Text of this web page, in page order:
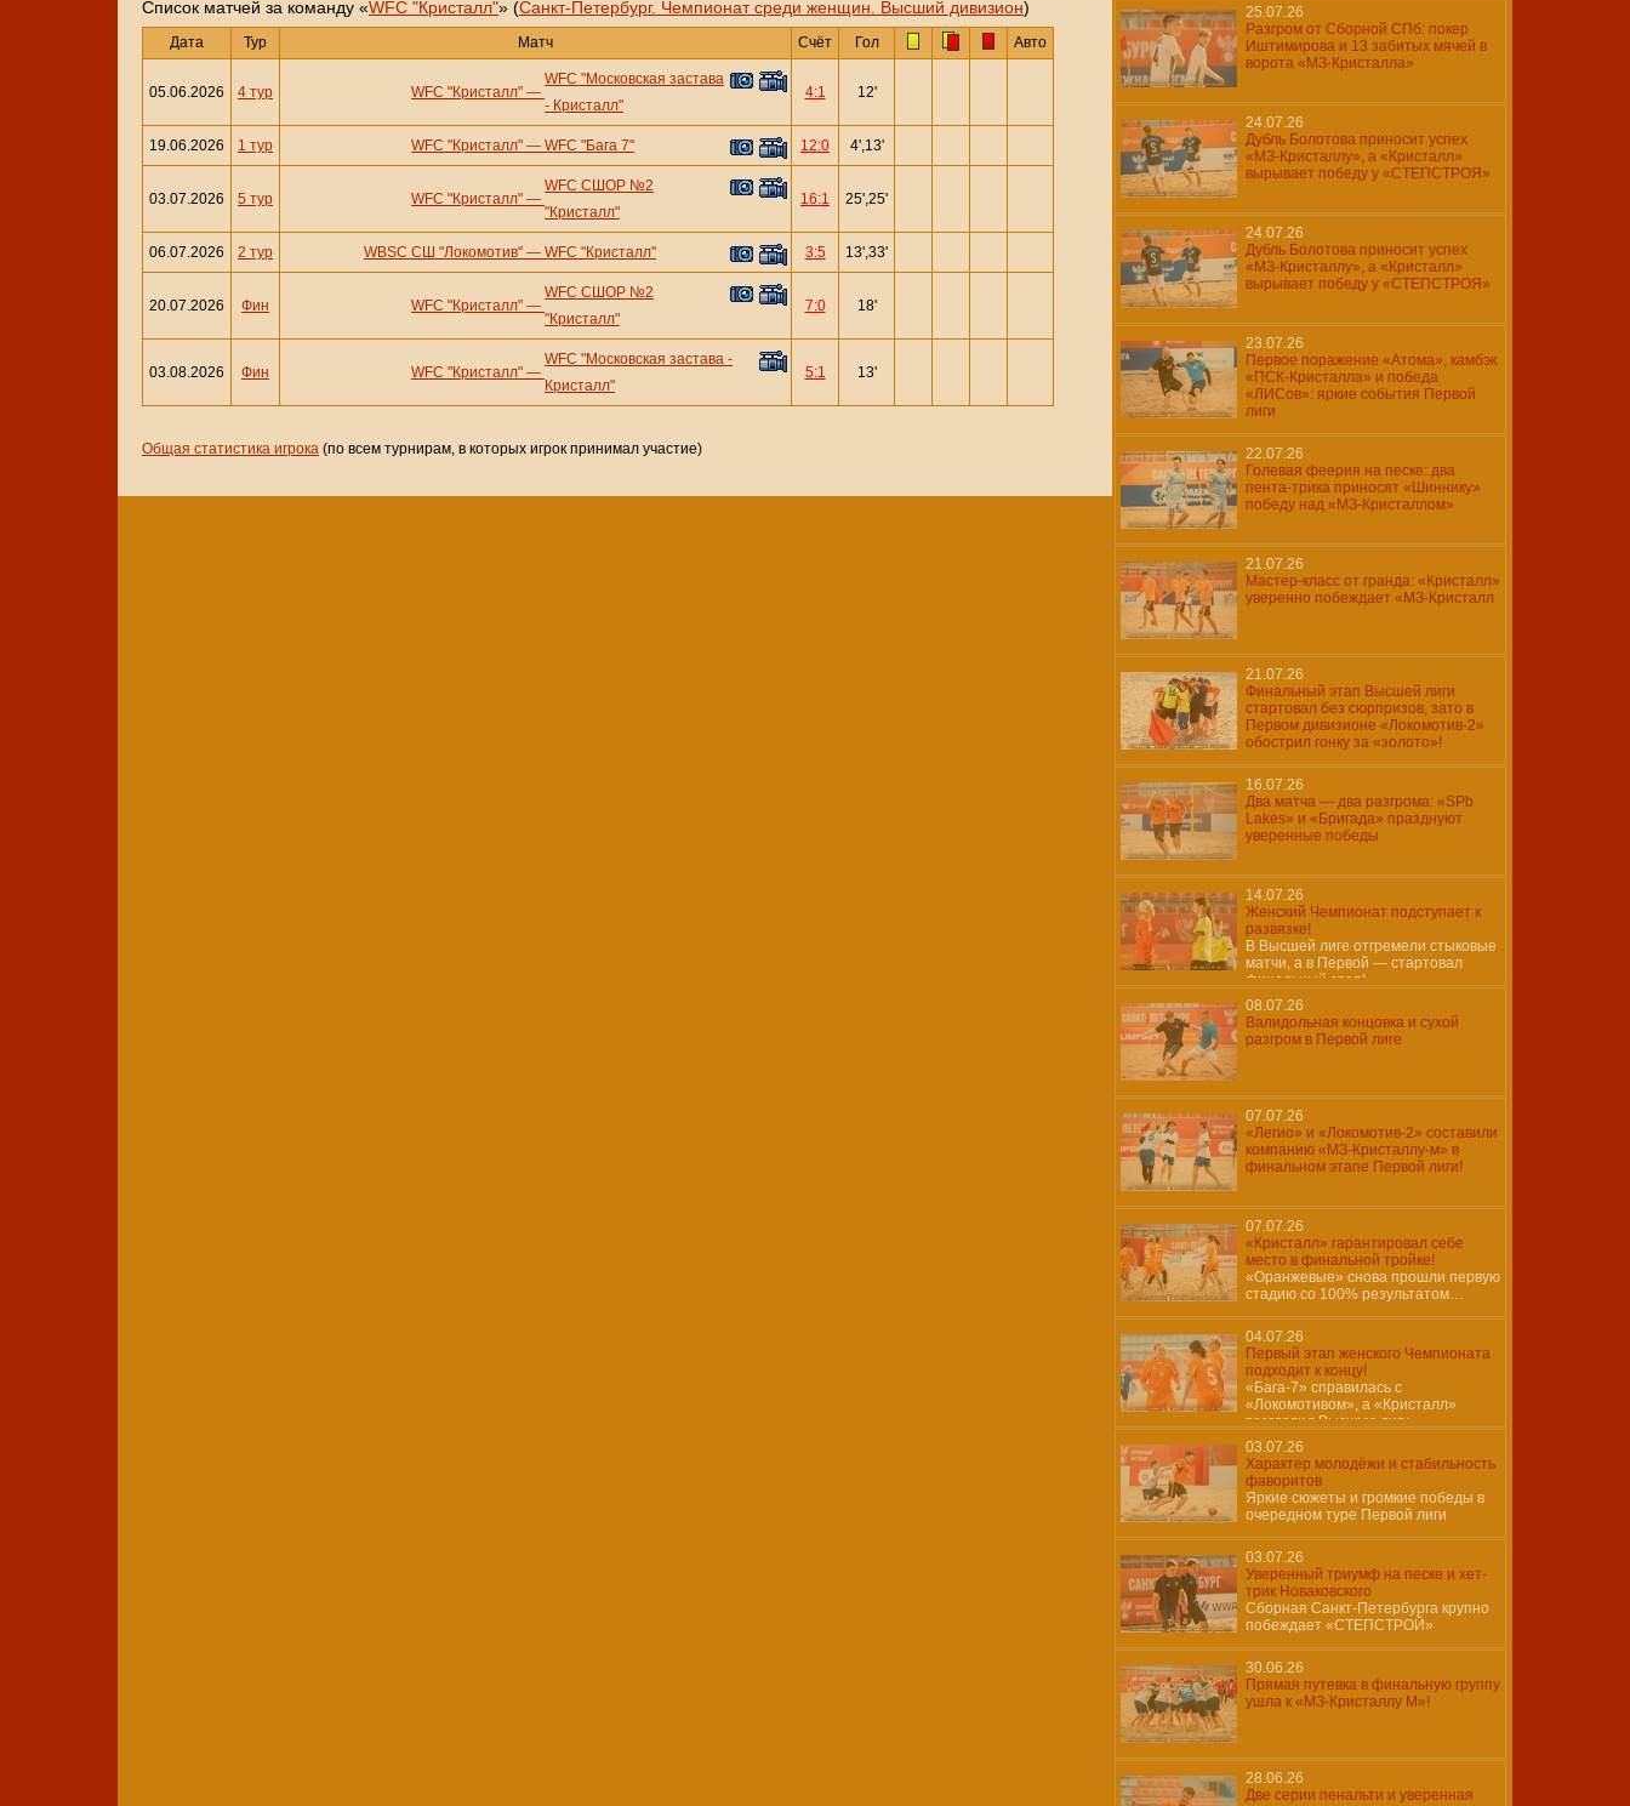
Cписок матчей за команду «WFC "Кристалл"» (Санкт-Петербург. Чемпионат среди женщин. Высший дивизион)
Дата Тур Матч Счёт Гол Авто
05.06.2026 4 тур WFC "Кристалл" —
WFC "Московская застава
- Кристалл"
4:1 12'
19.06.2026 1 тур WFC "Кристалл" — WFC "Бага 7" 12:0 4',13'
03.07.2026 5 тур WFC "Кристалл" —
WFC СШОР №2
"Кристалл"
16:1 25',25'
06.07.2026 2 тур WBSC СШ "Локомотив" — WFC "Кристалл" 3:5 13',33'
20.07.2026 Фин WFC "Кристалл" —
WFC СШОР №2
"Кристалл"
7:0 18'
03.08.2026 Фин WFC "Кристалл" —
WFC "Московская застава -
Кристалл"
5:1 13'
Общая статистика игрока (по всем турнирам, в которых игрок принимал участие)
25.07.26
Разгром от Сборной СПб: покер
Иштимирова и 13 забитых мячей в
ворота «МЗ-Кристалла»
24.07.26
Дубль Болотова приносит успех
«МЗ-Кристаллу», а «Кристалл»
вырывает победу у «СТЕПСТРОЯ»
24.07.26
Дубль Болотова приносит успех
«МЗ-Кристаллу», а «Кристалл»
вырывает победу у «СТЕПСТРОЯ»
23.07.26
Первое поражение «Атома», камбэк
«ПСК-Кристалла» и победа
«ЛИСов»: яркие события Первой
лиги
22.07.26
Голевая феерия на песке: два
пента-трика приносят «Шиннику»
победу над «МЗ-Кристаллом»
21.07.26
Мастер-класс от гранда: «Кристалл»
уверенно побеждает «МЗ-Кристалл
21.07.26
Финальный этап Высшей лиги
стартовал без сюрпризов, зато в
Первом дивизионе «Локомотив-2»
обострил гонку за «золото»!
16.07.26
Два матча — два разгрома: «SPb
Lakes» и «Бригада» празднуют
уверенные победы
14.07.26
Женский Чемпионат подступает к
развязке!
В Высшей лиге отгремели стыковые
матчи, а в Первой — стартовал
финальный этап!
08.07.26
Валидольная концовка и сухой
разгром в Первой лиге
07.07.26
«Легио» и «Локомотив-2» составили
компанию «МЗ-Кристаллу-м» в
финальном этапе Первой лиги!
07.07.26
«Кристалл» гарантировал себе
место в финальной тройке!
«Оранжевые» снова прошли первую
стадию со 100% результатом…
04.07.26
Первый этап женского Чемпионата
подходит к концу!
«Бага-7» справилась с
«Локомотивом», а «Кристалл»
возглавил Высшую лигу
03.07.26
Характер молодёжи и стабильность
фаворитов
Яркие сюжеты и громкие победы в
очередном туре Первой лиги
03.07.26
Уверенный триумф на песке и хет-
трик Новаковского
Сборная Санкт-Петербурга крупно
побеждает «СТЕПСТРОЙ»
30.06.26
Прямая путевка в финальную группу
ушла к «МЗ-Кристаллу М»!
28.06.26
Две серии пенальти и уверенная